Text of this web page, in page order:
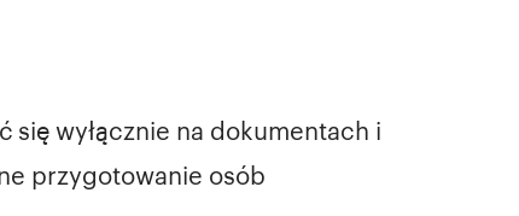
wyłącznie na dokumentach i
przygotowanie osób